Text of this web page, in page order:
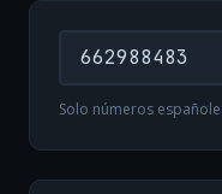
Solo números